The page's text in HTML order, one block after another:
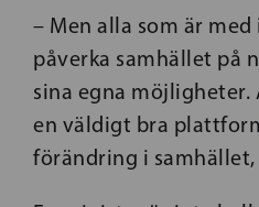
– Men alla som är med
påverka samhället på
sina egna
en väldigt bra
förändring i